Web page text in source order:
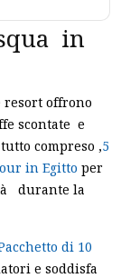
in
resort offrono
scontate e
compreso ,5
in Egitto per
durante la
di 10
e soddisfa